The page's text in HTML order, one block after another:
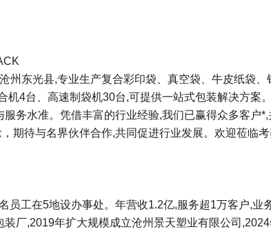
州东光县,专业生产复合彩印袋、真空袋、牛皮纸袋
机4台、高速制袋机30台,可提供一站式包装解决方案
务水准。凭借丰富的行业经验,我们已赢得众多客户
期待与名界伙伴合作,共同促进行业发展。欢迎莅临
员工在5地设办事处。年营收1.2亿,服务超1万客户,业
厂,2019年扩大规模成立沧州景天塑业有限公司,2024